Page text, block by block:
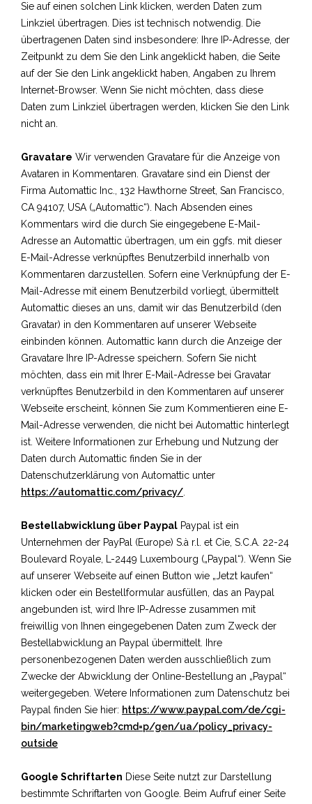
Sie auf einen solchen Link klicken, werden Daten zum
Linkziel übertragen. Dies ist technisch notwendig. Die
übertragenen Daten sind insbesondere: Ihre IP-Adresse, der
Zeitpunkt zu dem Sie den Link angeklickt haben, die Seite
auf der Sie den Link angeklickt haben, Angaben zu Ihrem
Internet-Browser. Wenn Sie nicht möchten, dass diese
Daten zum Linkziel übertragen werden, klicken Sie den Link
nicht an.
Gravatare Wir verwenden Gravatare für die Anzeige von
Avataren in Kommentaren. Gravatare sind ein Dienst der
Firma Automattic Inc., 132 Hawthorne Street, San Francisco,
CA 94107, USA („Automattic“). Nach Absenden eines
Kommentars wird die durch Sie eingegebene E-Mail-
Adresse an Automattic übertragen, um ein ggfs. mit dieser
E-Mail-Adresse verknüpftes Benutzerbild innerhalb von
Kommentaren darzustellen. Sofern eine Verknüpfung der E-
Mail-Adresse mit einem Benutzerbild vorliegt, übermittelt
Automattic dieses an uns, damit wir das Benutzerbild (den
Gravatar) in den Kommentaren auf unserer Webseite
einbinden können. Automattic kann durch die Anzeige der
Gravatare Ihre IP-Adresse speichern. Sofern Sie nicht
möchten, dass ein mit Ihrer E-Mail-Adresse bei Gravatar
verknüpftes Benutzerbild in den Kommentaren auf unserer
Webseite erscheint, können Sie zum Kommentieren eine E-
Mail-Adresse verwenden, die nicht bei Automattic hinterlegt
ist. Weitere Informationen zur Erhebung und Nutzung der
Daten durch Automattic finden Sie in der
Datenschutzerklärung von Automattic unter
https://automattic.com/privacy/
Bestellabwicklung über Paypal Paypal ist ein
Unternehmen der PayPal (Europe) S.à r.l. et Cie, S.C.A. 22-24
Boulevard Royale, L-2449 Luxembourg („Paypal“). Wenn Sie
auf unserer Webseite auf einen Button wie „Jetzt kaufen“
klicken oder ein Bestellformular ausfüllen, das an Paypal
angebunden ist, wird Ihre IP-Adresse zusammen mit
freiwillig von Ihnen eingegebenen Daten zum Zweck der
Bestellabwicklung an Paypal übermittelt. Ihre
personenbezogenen Daten werden ausschließlich zum
Zwecke der Abwicklung der Online-Bestellung an „Paypal“
weitergegeben. Wetere Informationen zum Datenschutz bei
Paypal finden Sie hier: https://www.paypal.com/de/cgi-
bin/marketingweb?cmd=p/gen/ua/policy_privacy-
outside
Google Schriftarten Diese Seite nutzt zur Darstellung
bestimmte Schriftarten von Google. Beim Aufruf einer Seite